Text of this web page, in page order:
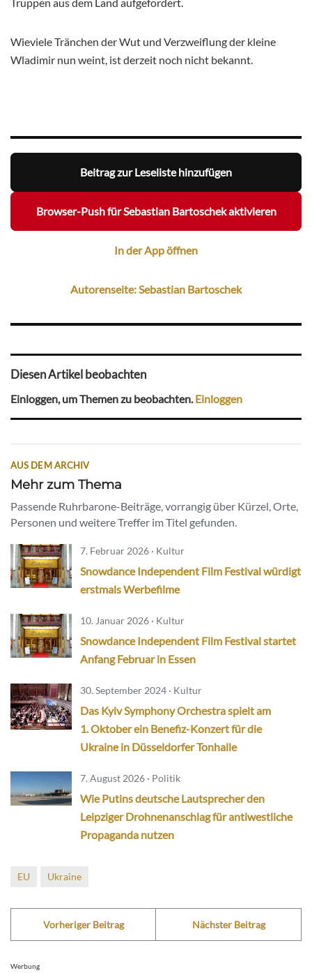
Wieviele Tränchen der Wut und Verzweiflung der kleine
Wladimir nun weint, ist derzeit noch nicht bekannt.
Beitrag zur Leseliste hinzufügen
Browser-Push für Sebastian Bartoschek aktivieren
In der App öffnen
Autorenseite: Sebastian Bartoschek
Diesen Artikel beobachten
Einloggen, um Themen zu beobachten.Einloggen
AUS DEM ARCHIV
Mehr zum Thema
Passende Ruhrbarone-Beiträge, vorrangig über Kürzel, Orte,
Personen und weitere Treffer im Titel gefunden.
7. Februar 2026 · Kultur
Snowdance Independent Film Festival würdigt
erstmals Werbefilme
10. Januar 2026 · Kultur
Snowdance Independent Film Festival startet
Anfang Februar in Essen
30. September 2024 · Kultur
Das Kyiv Symphony Orchestra spielt am
1. Oktober ein Benefiz-Konzert für die
Ukraine in Düsseldorfer Tonhalle
7. August 2026 · Politik
Wie Putins deutsche Lautsprecher den
Leipziger Drohnenanschlag für antiwestliche
Propaganda nutzen
EU Ukraine
Vorheriger Beitrag Nächster Beitrag
Werbung